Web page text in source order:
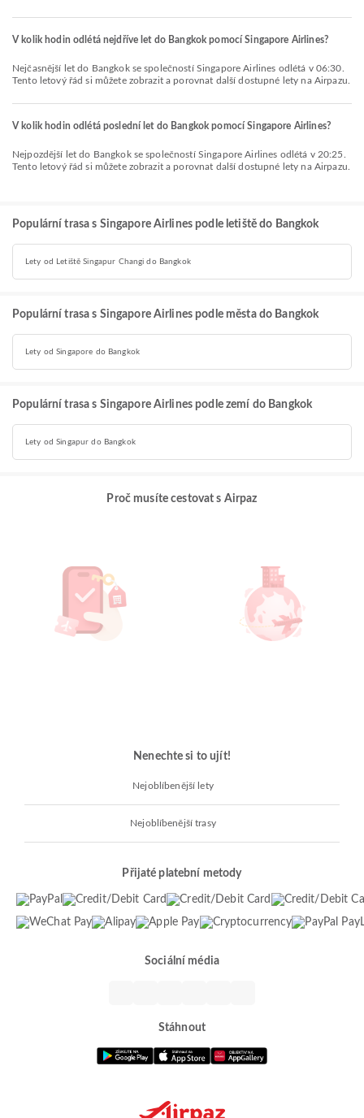
V kolik hodin odlétá nejdříve let do Bangkok pomocí Singapore Airlines?
Nejčasnější let do Bangkok se společností Singapore Airlines odlétá v 06:30.
Tento letový řád si můžete zobrazit a porovnat další dostupné lety na Airpazu.
V kolik hodin odlétá poslední let do Bangkok pomocí Singapore Airlines?
Nejpozdější let do Bangkok se společností Singapore Airlines odlétá v 20:25.
Tento letový řád si můžete zobrazit a porovnat další dostupné lety na Airpazu.
Populární trasa s Singapore Airlines podle letiště do Bangkok
Lety od Letiště Singapur Changi do Bangkok
Populární trasa s Singapore Airlines podle města do Bangkok
Lety od Singapore do Bangkok
Populární trasa s Singapore Airlines podle zemí do Bangkok
Lety od Singapur do Bangkok
Proč musíte cestovat s Airpaz
Nenechte si to ujít!
Nejoblíbenější lety
Nejoblíbenější trasy
Přijaté platební metody
Sociální média
Stáhnout